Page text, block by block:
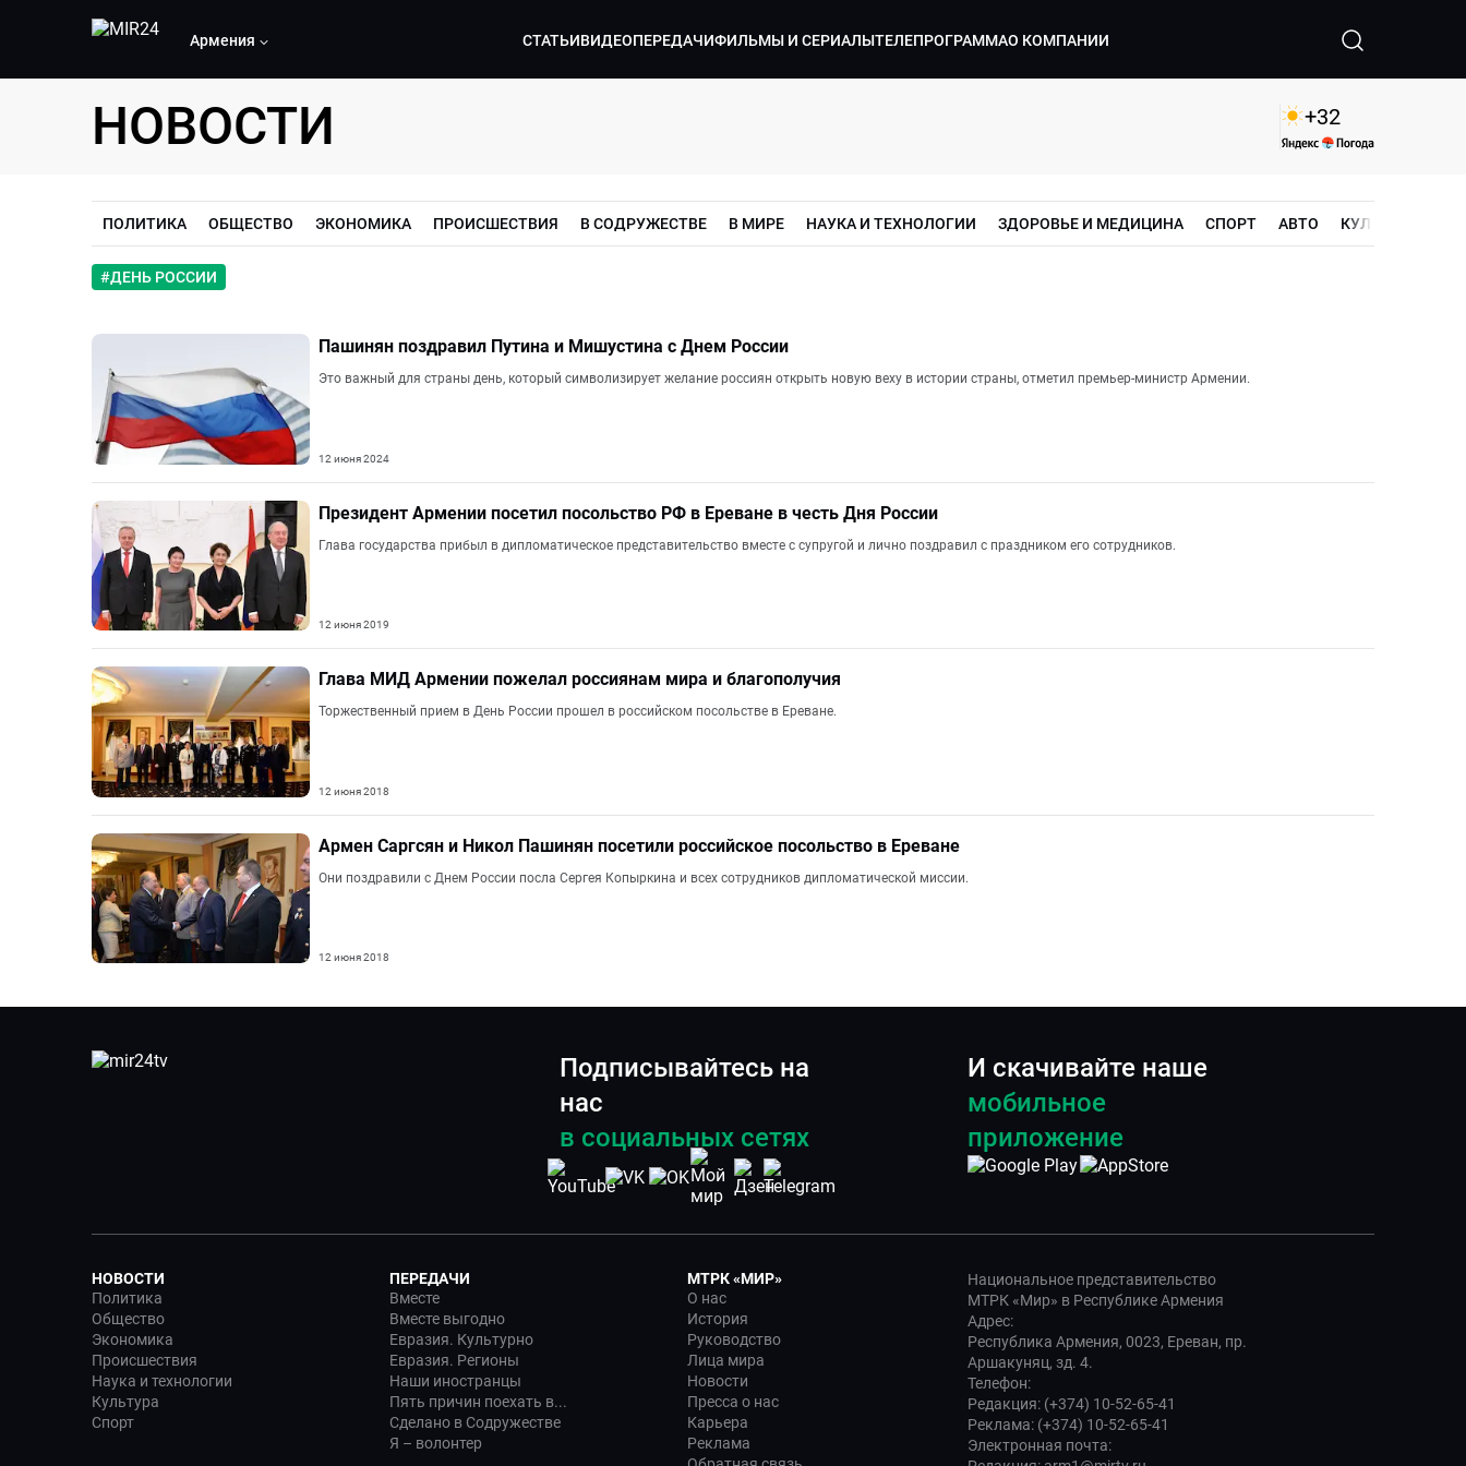
Армения СТАТЬИВИДЕОПЕРЕДАЧИФИЛЬМЫ И СЕРИАЛЫТЕЛЕПРОГРАММАО КОМПАНИИ
НОВОСТИ +32
ПОЛИТИКА ОБЩЕСТВО ЭКОНОМИКА ПРОИСШЕСТВИЯ В СОДРУЖЕСТВЕ В МИРЕ НАУКА И ТЕХНОЛОГИИ ЗДОРОВЬЕ И МЕДИЦИНА СПОРТ АВТО КУЛЬТУРА
#ДЕНЬ РОССИИ
Пашинян поздравил Путина и Мишустина с Днем России
Это важный для страны день, который символизирует желание россиян открыть новую веху в истории страны, отметил премьер-министр Армении.
12 июня 2024
Президент Армении посетил посольство РФ в Ереване в честь Дня России
Глава государства прибыл в дипломатическое представительство вместе с супругой и лично поздравил с праздником его сотрудников.
12 июня 2019
Глава МИД Армении пожелал россиянам мира и благополучия
Торжественный прием в День России прошел в российском посольстве в Ереване.
12 июня 2018
Армен Саргсян и Никол Пашинян посетили российское посольство в Ереване
Они поздравили с Днем России посла Сергея Копыркина и всех сотрудников дипломатической миссии.
12 июня 2018
Подписывайтесь на
нас
в социальных сетях
И скачивайте наше
мобильное
приложение
НОВОСТИ
Политика
Общество
Экономика
Происшествия
Наука и технологии
Культура
Спорт
ПЕРЕДАЧИ
Вместе
Вместе выгодно
Евразия. Культурно
Евразия. Регионы
Наши иностранцы
Пять причин поехать в...
Сделано в Содружестве
Я – волонтер
МТРК «МИР»
О нас
История
Руководство
Лица мира
Новости
Пресса о нас
Карьера
Реклама
Национальное представительство
МТРК «Мир» в Республике Армения
Адрес:
Республика Армения, 0023, Ереван, пр.
Аршакуняц, зд. 4.
Телефон:
Редакция: (+374) 10-52-65-41
Реклама: (+374) 10-52-65-41
Электронная почта: